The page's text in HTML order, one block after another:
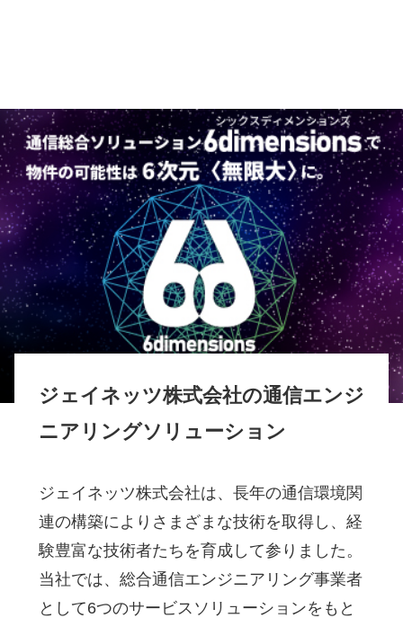
ジェイネッツ株式会社の通信エンジ
ニアリングソリューション
ジェイネッツ株式会社は、長年の通信環境関
連の構築によりさまざまな技術を取得し、経
験豊富な技術者たちを育成して参りました。
当社では、総合通信エンジニアリング事業者
として6つのサービスソリューションをもと